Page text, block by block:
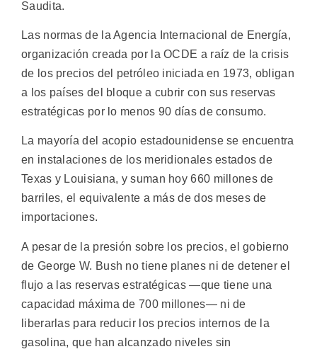
Saudita.
Las normas de la Agencia Internacional de Energía,
organización creada por la OCDE a raíz de la crisis
de los precios del petróleo iniciada en 1973, obligan
a los países del bloque a cubrir con sus reservas
estratégicas por lo menos 90 días de consumo.
La mayoría del acopio estadounidense se encuentra
en instalaciones de los meridionales estados de
Texas y Louisiana, y suman hoy 660 millones de
barriles, el equivalente a más de dos meses de
importaciones.
A pesar de la presión sobre los precios, el gobierno
de George W. Bush no tiene planes ni de detener el
flujo a las reservas estratégicas —que tiene una
capacidad máxima de 700 millones— ni de
liberarlas para reducir los precios internos de la
gasolina, que han alcanzado niveles sin